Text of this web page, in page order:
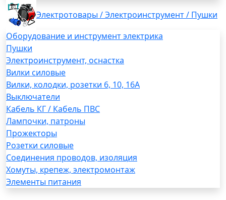
Электротовары / Электроинструмент / Пушки
Оборудование и инструмент электрика
Пушки
Электроинструмент, оснастка
Вилки силовые
Вилки, колодки, розетки 6, 10, 16А
Выключатели
Кабель КГ / Кабель ПВС
Лампочки, патроны
Прожекторы
Розетки силовые
Соединения проводов, изоляция
Хомуты, крепеж, электромонтаж
Элементы питания